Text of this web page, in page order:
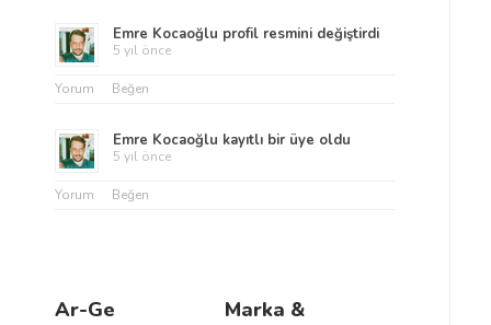
Emre Kocaoğlu profil resmini değiştirdi
5 yıl önce
Yorum Beğen
Emre Kocaoğlu kayıtlı bir üye oldu
5 yıl önce
Yorum Beğen
Ar-Ge
Marka &